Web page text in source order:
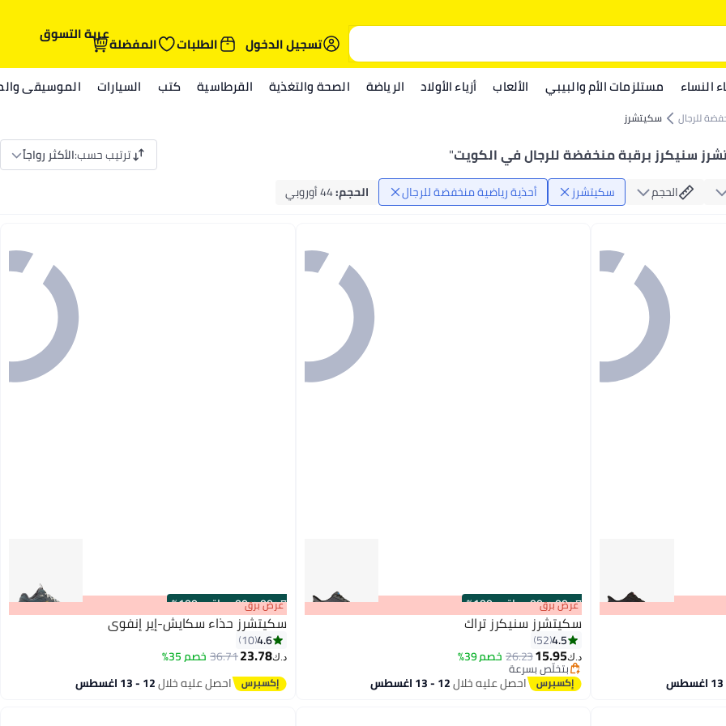
تسجيل الدخول
الطلبات المفضلةعربة التسوق
النساء مستلزمات الأم والبيبي الألعاب أزياء الأولاد الرياضة الصحة والتغذية القرطاسية كتب السيارات الموسيقى
للرجال سكيتشرز
سنيكرز برقبة منخفضة للرجال في الكويت" ترتيب حسب:الأكثر رواجاً
الحجم سكيتشرز أحذية رياضية منخفضة للرجال الحجم:44 أوروبي
00m:00s
·باقي 100% عرض برق
سكيتشرز سنيكرز تراك
4.5
52
د.ك‏15.95
26.23خصم 39%
بتخلّص بسرعة
بتخلّص بسرعةاحصل عليه خلال12 - 13 اغسطس
00m:00s
·باقي 100% عرض برق
سكيتشرز حذاء سكايش-إير إنفوي
4.6
10
د.ك‏23.78
36.71 خصم 35%
احصل عليه خلال12 - 13 اغسطس